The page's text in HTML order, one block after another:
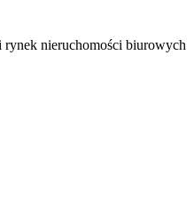
rynek nieruchomości biurowych